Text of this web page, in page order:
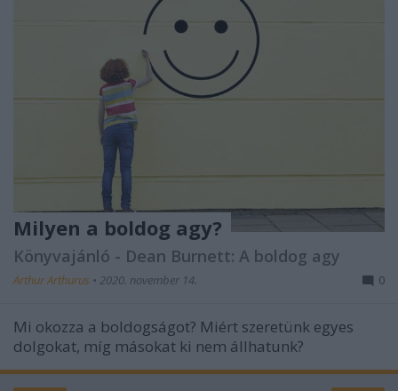
Milyen a boldog agy?
Könyvajánló - Dean Burnett: A boldog agy
Arthur Arthurus • 2020. november 14. 0
Mi okozza a boldogságot? Miért szeretünk egyes
dolgokat, míg másokat ki nem állhatunk?